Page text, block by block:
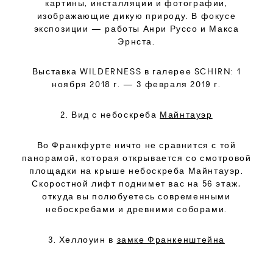
картины, инсталляции и фотографии,
изображающие дикую природу. В фокусе
экспозиции — работы Анри Руссо и Макса
Эрнста.
Выставка WILDERNESS в галерее SCHIRN: 1
ноября 2018 г. — 3 февраля 2019 г.
2. Вид с небоскреба Майнтауэр
Во Франкфурте ничто не сравнится с той
панорамой, которая открывается со смотровой
площадки на крыше небоскреба Майнтауэр.
Скоростной лифт поднимет вас на 56 этаж,
откуда вы полюбуетесь современными
небоскребами и древними соборами.
3. Хеллоуин в замке Франкенштейна